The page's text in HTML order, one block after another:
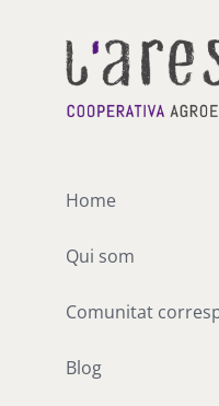
Home
Qui som
Comunitat
Blog